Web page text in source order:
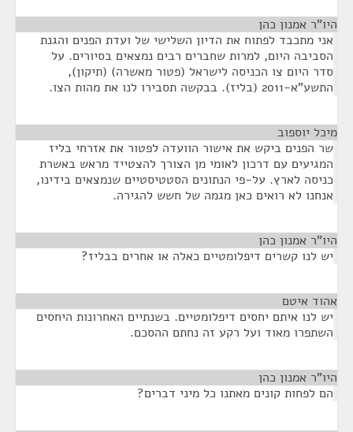
היו"ר אמנון כהן
אני מתכבד לפתוח את הדיון השלישי של ועדת הפנים והגנת
הסביבה היום, למרות שחברים רבים נמצאים בסיורים. על
סדר היום צו הכניסה לישראל (פטור מאשרה) (תיקון),
התשע"א-2011 (בליז). בבקשה תסבירו לנו את מהות הצו.
מיכל יוספוב
שר הפנים ביקש את אישור הוועדה לפטור את אזרחי בליז
המגיעים עם דרכון לאומי מן הצורך להצטייד מראש באשרת
כניסה לארץ. על-פי הנתונים הסטטיסטיים שנמצאים בידינו,
אנחנו לא רואים כאן מגמה של חשש להגירה.
היו"ר אמנון כהן
יש לנו קשרים דיפלומטיים כאלה או אחרים בבליז?
אהוד איטם
יש לנו איתם יחסים דיפלומטיים. בשנתיים האחרונות היחסים
השתפרו מאוד ועל רקע זה נחתם ההסכם.
היו"ר אמנון כהן
הם לפחות קונים מאתנו כל מיני דברים?